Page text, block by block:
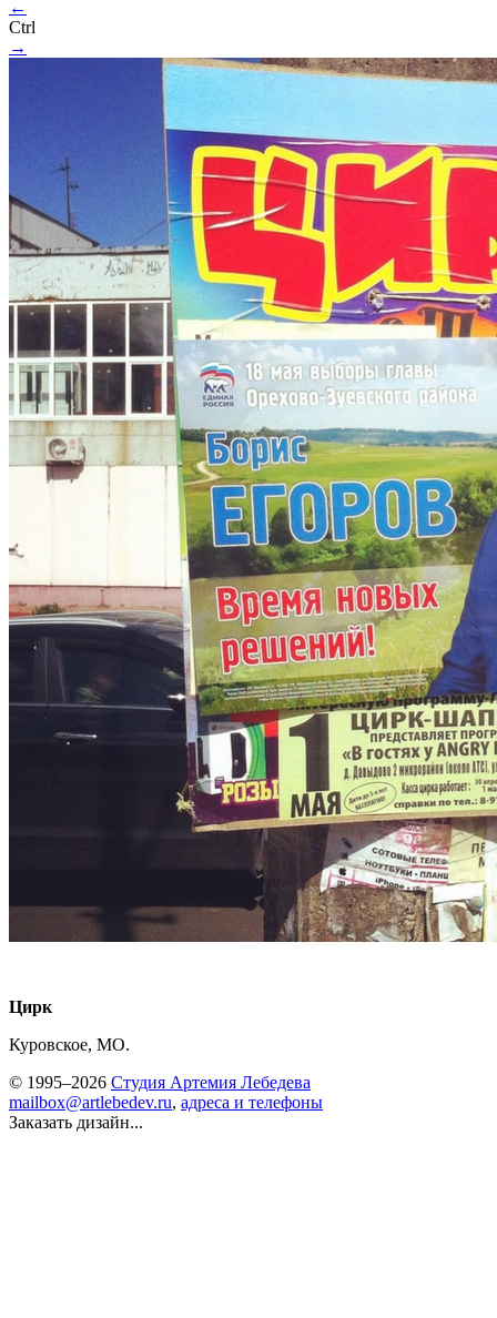
←
Ctrl
→
Цирк
Куровское, МО.
© 1995–2026 Студия Артемия Лебедева
mailbox@artlebedev.ru, адреса и телефоны
Заказать дизайн...